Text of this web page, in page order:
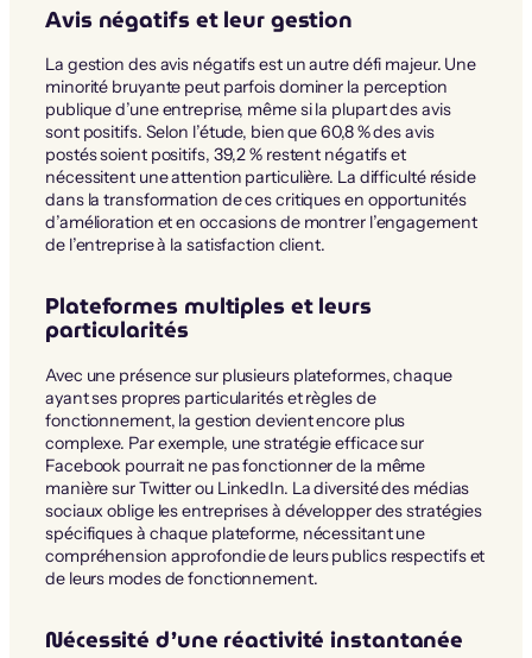
Avis négatifs et leur gestion
La gestion des avis négatifs est un autre défi majeur. Une
minorité bruyante peut parfois dominer la perception
publique d’une entreprise, même si la plupart des avis
sont positifs. Selon l’étude, bien que 60,8 % des avis
postés soient positifs, 39,2 % restent négatifs et
nécessitent une attention particulière. La difficulté réside
dans la transformation de ces critiques en opportunités
d’amélioration et en occasions de montrer l’engagement
de l’entreprise à la satisfaction client.
Plateformes multiples et leurs
particularités
Avec une présence sur plusieurs plateformes, chaque
ayant ses propres particularités et règles de
fonctionnement, la gestion devient encore plus
complexe. Par exemple, une stratégie efficace sur
Facebook pourrait ne pas fonctionner de la même
manière sur Twitter ou LinkedIn. La diversité des médias
sociaux oblige les entreprises à développer des stratégies
spécifiques à chaque plateforme, nécessitant une
compréhension approfondie de leurs publics respectifs et
de leurs modes de fonctionnement.
Nécessité d’une réactivité instantanée